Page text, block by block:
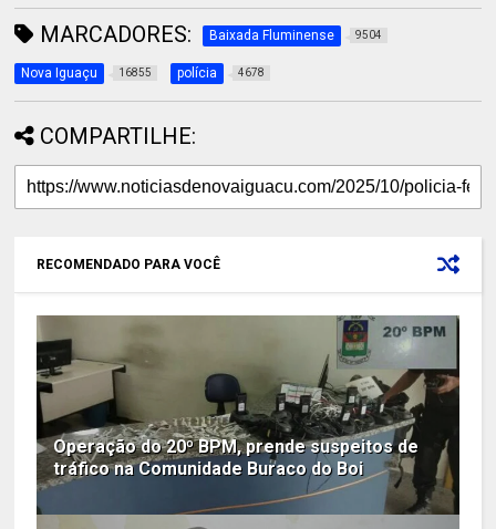
MARCADORES: Baixada Fluminense 9504
Nova Iguaçu 16855 polícia 4678
COMPARTILHE:
RECOMENDADO PARA VOCÊ
Operação do 20º BPM, prende suspeitos de
tráfico na Comunidade Buraco do Boi